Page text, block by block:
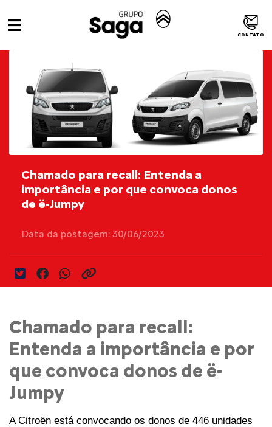
CONTATO
Chamado para recall: Entenda a
importância e por que convoca donos
de ë-Jumpy
Data da postagem: 30/06/2023
Chamado para recall:
Entenda a importância e por
que convoca donos de ë-
Jumpy
A Citroën está convocando os donos de 446 unidades